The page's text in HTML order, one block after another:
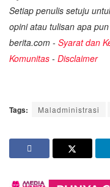
Setiap penulis setuju
opini atau tulisan apa
berita.com - Syarat dan
Komunitas - Disclaimer
Tags: Maladministrasi